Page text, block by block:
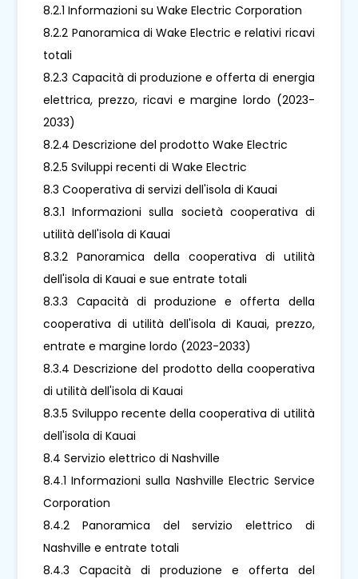
8.2.1 Informazioni su Wake Electric Corporation
8.2.2 Panoramica di Wake Electric e relativi ricavi
totali
8.2.3 Capacità di produzione e offerta di energia
elettrica, prezzo, ricavi e margine lordo (2023-
2033)
8.2.4 Descrizione del prodotto Wake Electric
8.2.5 Sviluppi recenti di Wake Electric
8.3 Cooperativa di servizi dell'isola di Kauai
8.3.1 Informazioni sulla società cooperativa di
utilità dell'isola di Kauai
8.3.2 Panoramica della cooperativa di utilità
dell'isola di Kauai e sue entrate totali
8.3.3 Capacità di produzione e offerta della
cooperativa di utilità dell'isola di Kauai, prezzo,
entrate e margine lordo (2023-2033)
8.3.4 Descrizione del prodotto della cooperativa
di utilità dell'isola di Kauai
8.3.5 Sviluppo recente della cooperativa di utilità
dell'isola di Kauai
8.4 Servizio elettrico di Nashville
8.4.1 Informazioni sulla Nashville Electric Service
Corporation
8.4.2 Panoramica del servizio elettrico di
Nashville e entrate totali
8.4.3 Capacità di produzione e offerta del